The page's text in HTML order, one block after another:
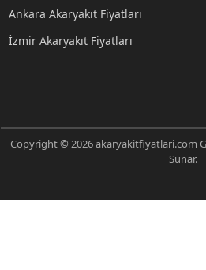
Ankara Akaryakıt Fiyatları
İzmir Akaryakıt Fiyatları
Copyright © 2026 akaryakitfiyatlari.com
Sunar.